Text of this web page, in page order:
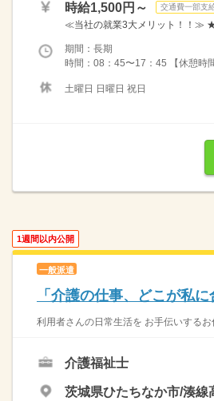
時給1,500円～ 交通費一部支
≪当社の就業3大メリット！！≫ ★
期間：長期
時間：08：45〜17：45 【休憩時
土曜日 日曜日 祝日
1週間以内公開
一般派遣
「介護の仕事、どこが私
利用者さんの日常生活を お手伝いする
介護福祉士
茨城県ひたちなか市/湊線